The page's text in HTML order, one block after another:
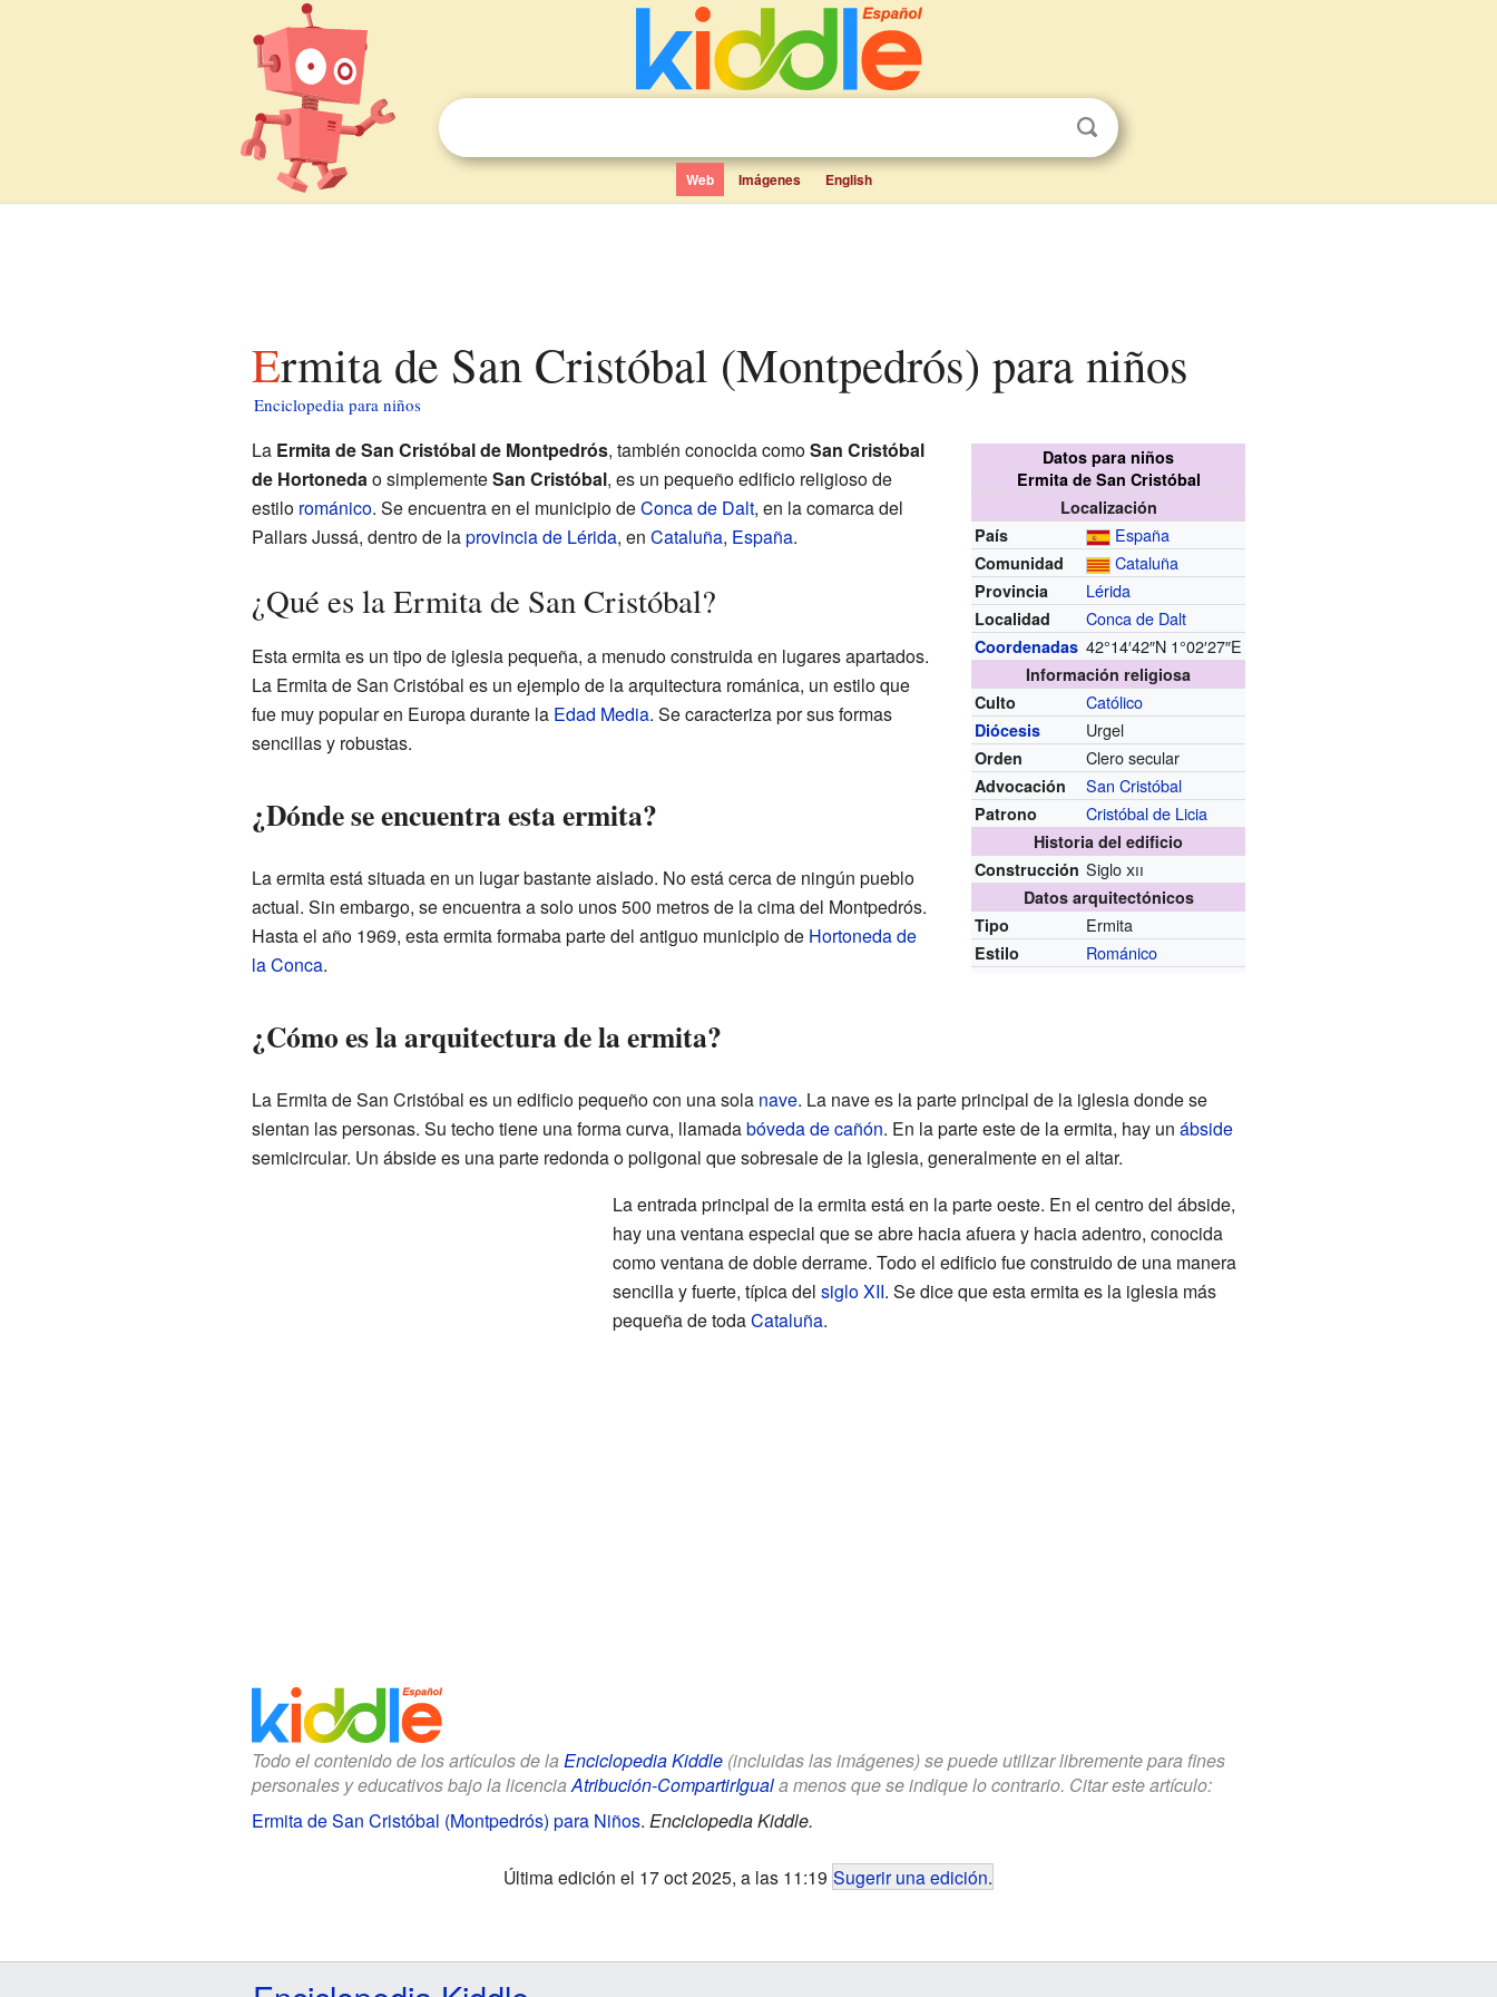
Web Imágenes English
Ermita de San Cristóbal (Montpedrós) para niños
Enciclopedia para niños
Datos para niños
Ermita de San Cristóbal
Localización
País
España
Comunidad Cataluña
Provincia Lérida
Localidad Conca de Dalt
Coordenadas 42°14′42″N 1°02′27″E
Información religiosa
Culto
Católico
Diócesis Urgel
Orden Clero secular
Advocación San Cristóbal
Patrono Cristóbal de Licia
Historia del edificio
Construcción Sigloxii
Datos arquitectónicos
Tipo
Ermita
Estilo Románico
La Ermita de San Cristóbal de Montpedrós, también conocida comoSan Cristóbal
de Hortonedao simplementeSan Cristóbal, es un pequeño edificio religioso de
estilo románico. Se encuentra en el municipio deConca de Dalt, en la comarca del
Pallars Jussá, dentro de laprovincia de Lérida, en Cataluña, España.
¿Qué es la Ermita de San Cristóbal?
Esta ermita es un tipo de iglesia pequeña, a menudo construida en lugares apartados.
La Ermita de San Cristóbal es un ejemplo de la arquitectura románica, un estilo que
fue muy popular en Europa durante la Edad Media. Se caracteriza por sus formas
sencillas y robustas.
¿Dónde se encuentra esta ermita?
La ermita está situada en un lugar bastante aislado. No está cerca de ningún pueblo
actual. Sin embargo, se encuentra a solo unos 500 metros de la cima del Montpedrós.
Hasta el año 1969, esta ermita formaba parte del antiguo municipio de Hortoneda de
la Conca.
¿Cómo es la arquitectura de la ermita?
La Ermita de San Cristóbal es un edificio pequeño con una sola nave. La nave es la parte principal de la iglesia donde se
sientan las personas. Su techo tiene una forma curva, llamadabóveda de cañón. En la parte este de la ermita, hay un ábside
semicircular. Un ábside es una parte redonda o poligonal que sobresale de la iglesia, generalmente en el altar.
La entrada principal de la ermita está en la parte oeste. En el centro del ábside,
hay una ventana especial que se abre hacia afuera y hacia adentro, conocida
como ventana de doble derrame. Todo el edificio fue construido de una manera
sencilla y fuerte, típica del siglo XII. Se dice que esta ermita es la iglesia más
pequeña de todaCataluña.
Todo el contenido de los artículos de la Enciclopedia Kiddle(incluidas las imágenes) se puede utilizar libremente para fines
personales y educativos bajo la licenciaAtribución-CompartirIguala menos que se indique lo contrario. Citar este artículo:
Ermita de San Cristóbal (Montpedrós) para Niños. Enciclopedia Kiddle.
Última edición el 17 oct 2025, a las 11:19 Sugerir una edición.